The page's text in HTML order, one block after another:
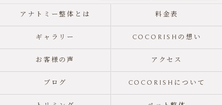
アナトミー整体とは 料金表
ギャラリー COCORISHの想い
お客様の声 アクセス
ブログ COCORISHについて